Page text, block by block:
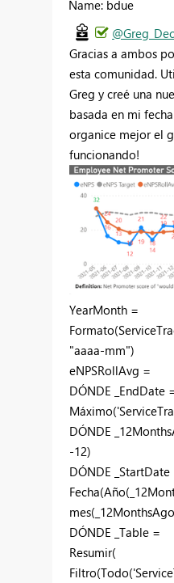
Name: bdue
Gracias a ambos
esta comunidad.
Greg y creé una
basada en mi
organice mejor el
funcionando!
YearMonth =
Formato
"aaaa-mm")
eNPSRollAvg =
DÓNDE _EndDate
Máximo
DÓNDE
-12)
DÓNDE _StartDate
Fecha(Año
mes
DÓNDE _Table =
Resumir(
Filtro(Todo